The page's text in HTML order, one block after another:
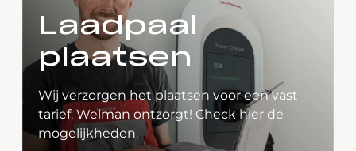
Laadpaal
plaatsen
Wij verzorgen het plaatsen voor een vast
tarief. Welman ontzorgt! Check hier de
mogelijkheden.